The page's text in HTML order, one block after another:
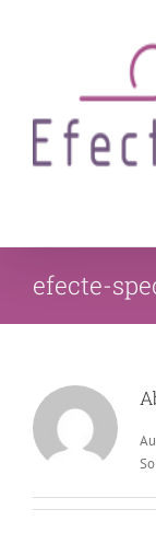
efecte-